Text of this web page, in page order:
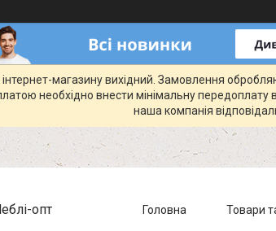
магазину вихідний. Замовлення
необхідно внести мінімальну
наша компанія
опт Головна Товари